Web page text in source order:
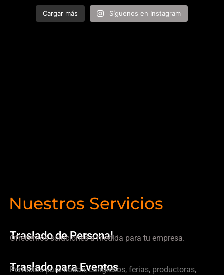
Cargar más Síguenos en Instagram
Nuestros Servicios
Traslado de Personal
Ofrecemos soluciones a medida para tu empresa.
Traslado para Eventos
Perfectos para bodas, congresos, ferias, productoras,